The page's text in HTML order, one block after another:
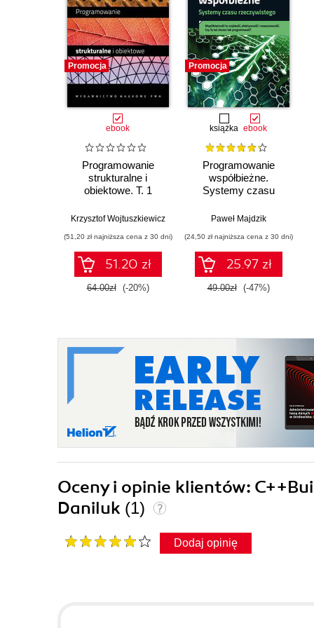
Promocja
ebook
Programowanie
strukturalne i
obiektowe. T. 1
Krzysztof Wojtuszkiewicz
(51,20 zł najniższa cena z 30 dni)
51.20 zł
64.00zł (-20%)
Promocja
książka ebook
Programowanie
współbieżne.
Systemy czasu
Paweł Majdzik
(24,50 zł najniższa cena z 30 dni)
25.97 zł
49.00zł (-47%)
Oceny i opinie klientów:
Daniluk (1)
Dodaj opinię